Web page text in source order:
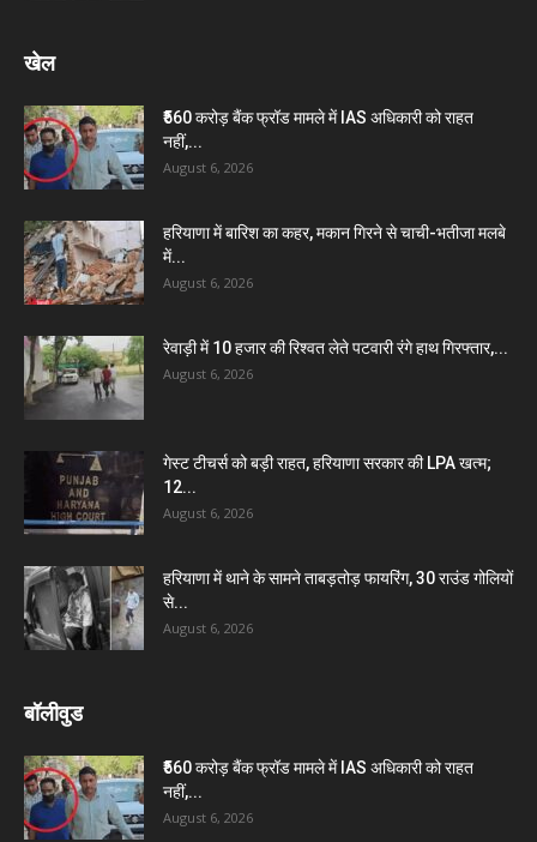
खेल
₹560 करोड़ बैंक फ्रॉड मामले में IAS अधिकारी को राहत
नहीं,...
August 6, 2026
हरियाणा में बारिश का कहर, मकान गिरने से चाची-भतीजा मलबे
में...
August 6, 2026
रेवाड़ी में 10 हजार की रिश्वत लेते पटवारी रंगे हाथ गिरफ्तार,...
August 6, 2026
गेस्ट टीचर्स को बड़ी राहत, हरियाणा सरकार की LPA खत्म;
12...
August 6, 2026
हरियाणा में थाने के सामने ताबड़तोड़ फायरिंग, 30 राउंड गोलियों
से...
August 6, 2026
बॉलीवुड
₹560 करोड़ बैंक फ्रॉड मामले में IAS अधिकारी को राहत
नहीं,...
August 6, 2026